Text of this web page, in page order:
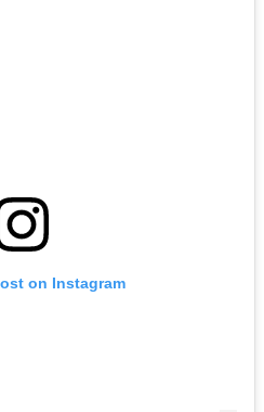
on Instagram